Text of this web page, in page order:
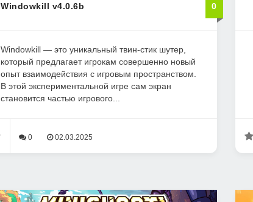
Windowkill v4.0.6b 0
Windowkill — это уникальный твин-стик шутер,
который предлагает игрокам совершенно новый
опыт взаимодействия с игровым пространством.
В этой экспериментальной игре сам экран
становится частью игрового...
0 02.03.2025